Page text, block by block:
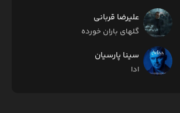
علیرضا قربانی
گلهای باران خورده
سینا پارسیان
ادا